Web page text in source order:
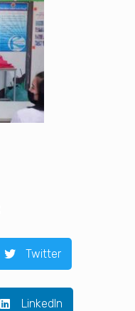
Twitter
LinkedIn